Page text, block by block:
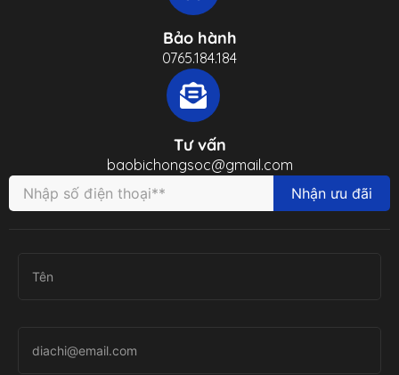
Bảo hành
0765.184.184
Tư vấn
baobichongsoc@gmail.com
Nhận ưu đãi